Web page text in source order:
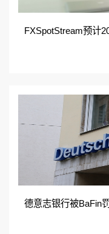
FXSpotStream预计
德意志银行被BaFin